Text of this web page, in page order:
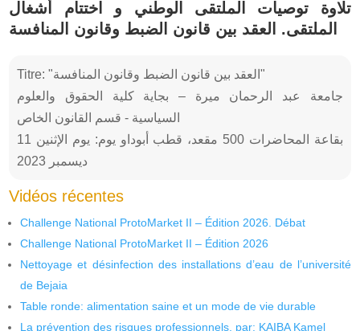
تلاوة توصيات الملتقى الوطني و اختتام أشغال
الملتقى. العقد بين قانون الضبط وقانون المنافسة
Titre: "العقد بين قانون الضبط وقانون المنافسة"
جامعة عبد الرحمان ميرة – بجاية كلية الحقوق والعلوم
السياسية - قسم القانون الخاص
بقاعة المحاضرات 500 مقعد، قطب أبوداو يوم: يوم الإثنين 11
ديسمبر 2023
Vidéos récentes
Challenge National ProtoMarket II – Édition 2026. Débat
Challenge National ProtoMarket II – Édition 2026
Nettoyage et désinfection des installations d’eau de l’université
de Bejaia
Table ronde: alimentation saine et un mode de vie durable
La prévention des risques professionnels, par: KAIBA Kamel